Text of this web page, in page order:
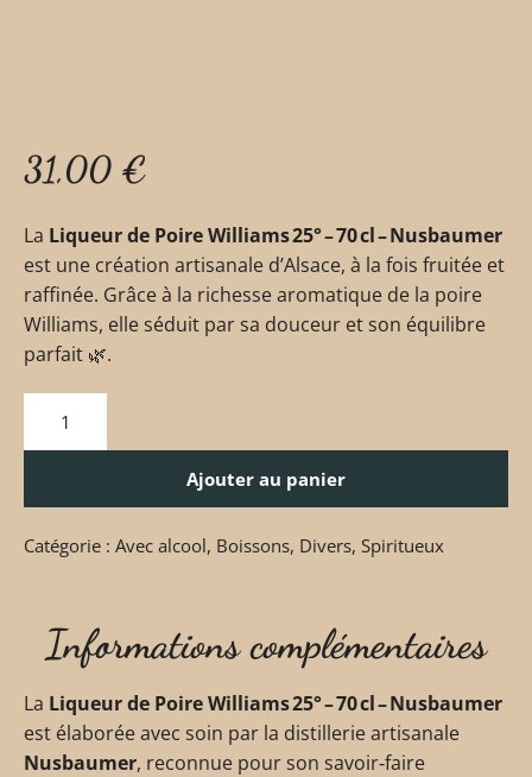
31,00 €
La Liqueur de Poire Williams 25° – 70 cl – Nusbaumer
est une création artisanale d’Alsace, à la fois fruitée et
raffinée. Grâce à la richesse aromatique de la poire
Williams, elle séduit par sa douceur et son équilibre
parfait 🌿.
Ajouter au panier
Catégorie : Avec alcool, Boissons, Divers, Spiritueux
Informations complémentaires
La Liqueur de Poire Williams 25° – 70 cl – Nusbaumer
est élaborée avec soin par la distillerie artisanale
Nusbaumer, reconnue pour son savoir‑faire